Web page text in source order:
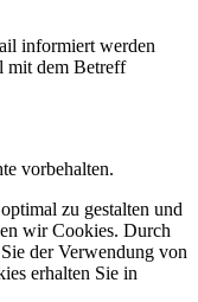
informiert werden
mit dem Betreff
vorbehalten.
zu gestalten und
wir Cookies. Durch
der Verwendung von
erhalten Sie in